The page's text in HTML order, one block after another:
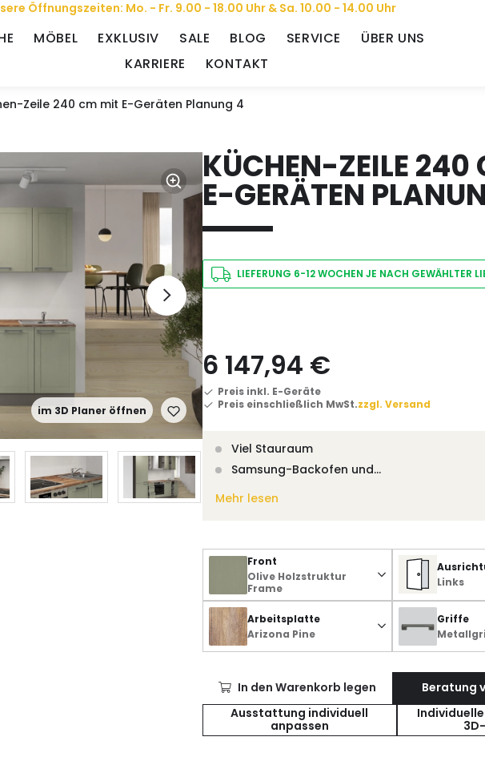
Öffnungszeiten: Mo. - Fr. 9.00 - 18.00 Uhr & Sa. 10.00 - 14.00 Uhr
MÖBEL EXKLUSIV SALE BLOG SERVICE
ÜBER UNS
KARRIERE
KONTAKT
Zeile 240 cm mit E-Geräten Planung 4
im 3D Planer öffnen
KÜCHEN-ZEILE 240
E-GERÄTEN
LIEFERUNG 6-12 WOCHEN JE NACH GEWÄHLTER
6 147,94 €
Preis inkl. E-Geräte
Preis einschließlich MwSt.zzgl. Versand
Viel Stauraum
Samsung-Backofen und…
Mehr lesen
Front
Olive Holzstruktur
Frame
Links
Arbeitsplatte
Arizona Pine
Griffe
In den Warenkorb legen
Beratung
Ausstattung individuell
anpassen